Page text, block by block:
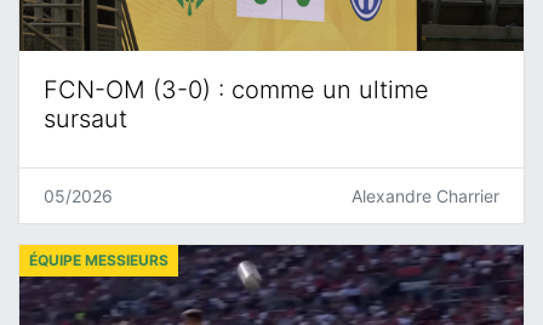
FCN-OM (3-0) : comme un ultime
sursaut
05/2026 Alexandre Charrier
ÉQUIPE MESSIEURS